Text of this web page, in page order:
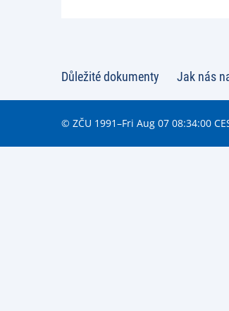
Důležité dokumenty Jak nás
© ZČU 1991–Fri Aug 07 08:34:00